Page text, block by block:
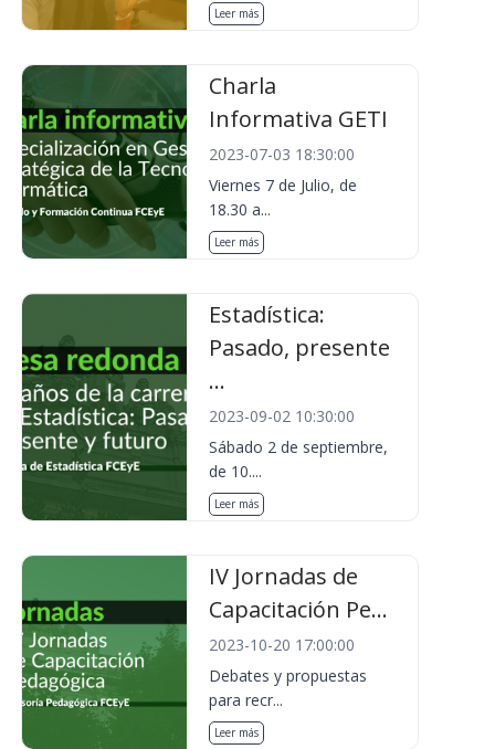
Leer más
Charla
Informativa GETI
2023-07-03 18:30:00
Viernes 7 de Julio, de
18.30 a...
Leer más
Estadística:
Pasado, presente
...
2023-09-02 10:30:00
Sábado 2 de septiembre,
de 10....
Leer más
IV Jornadas de
Capacitación Pe...
2023-10-20 17:00:00
Debates y propuestas
para recr...
Leer más